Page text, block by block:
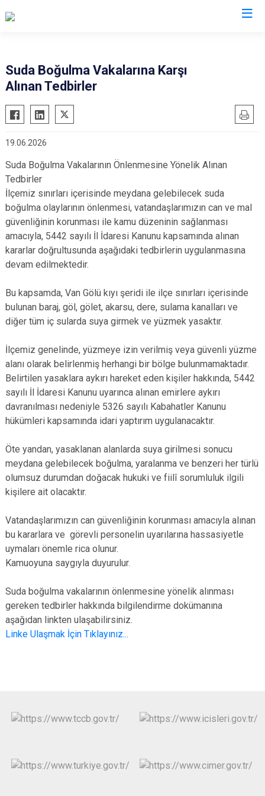
Bahçesaray
Başkale
Çatak
Edremit
Erciş
Gevaş
İpekyolu
Suda Boğulma Vakalarına Karşı
Alınan Tedbirler
19.06.2026
Suda Boğulma Vakalarının Önlenmesine Yönelik Alınan
Tedbirler
İlçemiz sınırları içerisinde meydana gelebilecek suda
boğulma olaylarının önlenmesi, vatandaşlarımızın can ve mal
güvenliğinin korunması ile kamu düzeninin sağlanması
amacıyla, 5442 sayılı İl İdaresi Kanunu kapsamında alınan
kararlar doğrultusunda aşağıdaki tedbirlerin uygulanmasına
devam edilmektedir.
Bu kapsamda, Van Gölü kıyı şeridi ile ilçe sınırları içerisinde
bulunan baraj, göl, gölet, akarsu, dere, sulama kanalları ve
diğer tüm iç sularda suya girmek ve yüzmek yasaktır.
İlçemiz genelinde, yüzmeye izin verilmiş veya güvenli yüzme
alanı olarak belirlenmiş herhangi bir bölge bulunmamaktadır.
Belirtilen yasaklara aykırı hareket eden kişiler hakkında, 5442
sayılı İl İdaresi Kanunu uyarınca alınan emirlere aykırı
davranılması nedeniyle 5326 sayılı Kabahatler Kanunu
hükümleri kapsamında idari yaptırım uygulanacaktır.
Öte yandan, yasaklanan alanlarda suya girilmesi sonucu
meydana gelebilecek boğulma, yaralanma ve benzeri her türlü
olumsuz durumdan doğacak hukuki ve fiilî sorumluluk ilgili
kişilere ait olacaktır.
Vatandaşlarımızın can güvenliğinin korunması amacıyla alınan
bu kararlara ve görevli personelin uyarılarına hassasiyetle
uymaları önemle rica olunur.
Kamuoyuna saygıyla duyurulur.
Suda boğulma vakalarının önlenmesine yönelik alınması
gereken tedbirler hakkında bilgilendirme dokümanına
aşağıdan linkten ulaşabilirsiniz.
Linke Ulaşmak İçin Tıklayınız...